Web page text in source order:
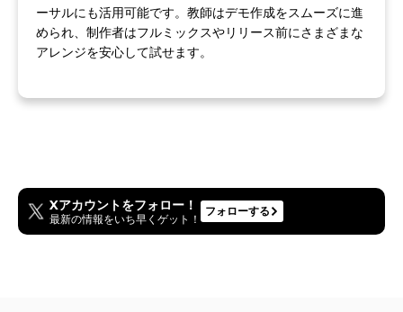
ーサルにも活用可能です。教師はデモ作成をスムーズに進
められ、制作者はフルミックスやリリース前にさまざまな
アレンジを安心して試せます。
Xアカウントをフォロー！
最新の情報をいち早くゲット！
フォローする